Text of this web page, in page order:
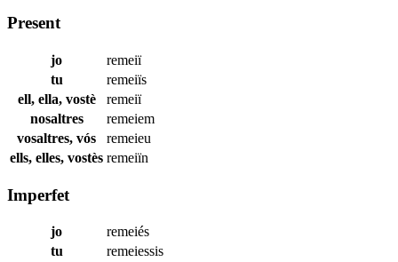
Present
jo
remeiï
tu
remeiïs
ell, ella, vostè
remeiï
nosaltres
remeiem
vosaltres, vós
remeieu
ells, elles, vostès remeiïn
Imperfet
jo
remeiés
tu
remeiessis